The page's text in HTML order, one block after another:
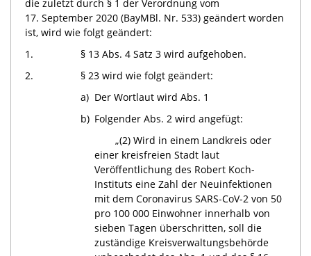
die zuletzt durch § 1 der Verordnung vom
17. September 2020 (BayMBl. Nr. 533) geändert worden
ist, wird wie folgt geändert:
1.
§ 13 Abs. 4 Satz 3 wird aufgehoben.
2.
§ 23 wird wie folgt geändert:
a) Der Wortlaut wird Abs. 1
b) Folgender Abs. 2 wird angefügt:
„(2) Wird in einem Landkreis oder
einer kreisfreien Stadt laut
Veröffentlichung des Robert Koch-
Instituts eine Zahl der Neuinfektionen
mit dem Coronavirus SARS-CoV-2 von 50
pro 100 000 Einwohner innerhalb von
sieben Tagen überschritten, soll die
zuständige Kreisverwaltungsbehörde